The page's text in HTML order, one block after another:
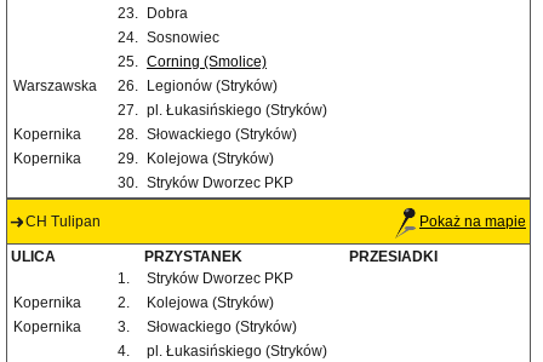
23.
Dobra
24. Sosnowiec
25. Corning (Smolice)
Warszawska
26.
Legionów (Stryków)
27. pl. Łukasińskiego (Stryków)
Kopernika
28. Słowackiego (Stryków)
Kopernika
29.
Kolejowa (Stryków)
30. Stryków Dworzec PKP
CH Tulipan Pokaż na mapie
ULICA PRZYSTANEK
PRZESIADKI
1.
Stryków Dworzec PKP
Kopernika
2.
Kolejowa (Stryków)
Kopernika
3.
Słowackiego (Stryków)
4.
pl. Łukasińskiego (Stryków)